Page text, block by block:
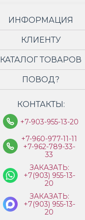
ИНФОРМАЦИЯ
КЛИЕНТУ
КАТАЛОГ ТОВАРОВ
ПОВОД?
КОНТАКТЫ:
+7-903-955-13-20
+7-960-977-11-11
+7-962-789-33-
33
ЗАКАЗАТЬ:
+7(903) 955-13-
20
ЗАКАЗАТЬ:
+7(903) 955-13-
20